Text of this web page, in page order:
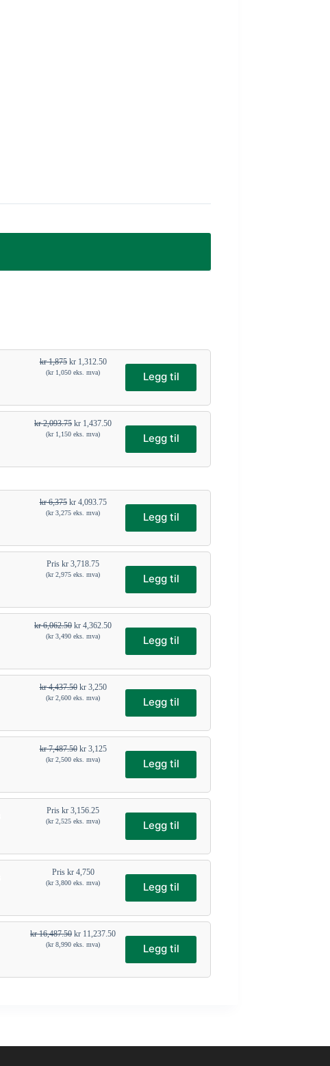
kr1,875 kr1,312.50
(kr1,050 eks. mva) Legg til
kr2,093.75 kr 1,437.50
(kr1,150 eks. mva) Legg til
kr6,375 kr4,093.75
(kr3,275 eks. mva) Legg til
Pris kr 3,718.75
(kr2,975 eks. mva) Legg til
kr6,062.50 kr 4,362.50
(kr3,490 eks. mva) Legg til
kr4,437.50 kr3,250
(kr2,600 eks. mva) Legg til
kr7,487.50 kr3,125
(kr2,500 eks. mva) Legg til
Pris kr 3,156.25
(kr2,525 eks. mva) Legg til
Pris kr4,750
(kr3,800 eks. mva) Legg til
kr16,487.50 kr 11,237.50
(kr8,990 eks. mva) Legg til